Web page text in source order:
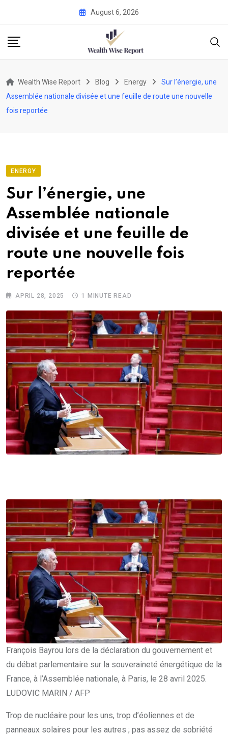
content
August 6, 2026
Wealth Wise Report Blog Energy
Sur l’énergie, une
Assemblée nationale divisée et une feuille de route une nouvelle
fois reportée
ENERGY
Sur l’énergie, une
Assemblée nationale
divisée et une feuille de
route une nouvelle fois
reportée
APRIL 28, 2025 1 MINUTE READ
François Bayrou lors de la déclaration du gouvernement et
du débat parlementaire sur la souveraineté énergétique de la
France, à l’Assemblée nationale, à Paris, le 28 avril 2025.
LUDOVIC MARIN / AFP
Trop de nucléaire pour les uns, trop d’éoliennes et de
panneaux solaires pour les autres ; pas assez de sobriété